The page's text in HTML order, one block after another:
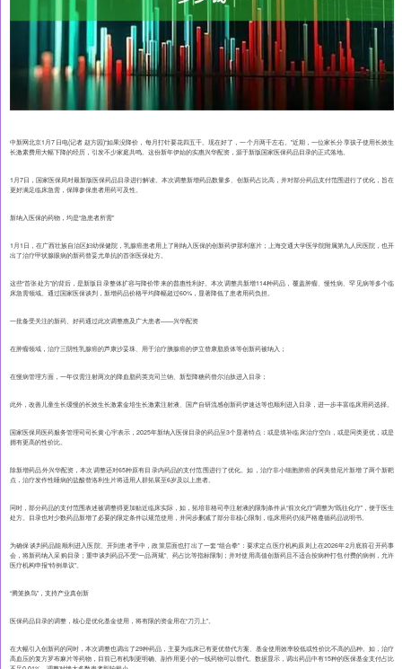
中新网北京1月7日电(记者 赵方园)“如果没降价，每月打针要花四五千。现在好了，一个月两千左右。”近期，一位家长分享孩子使用长效生
长激素费用大幅下降的经历，引发不少家庭共鸣。这份新年伊始的实惠兴华配资，源于新版国家医保药品目录的正式落地。
1月7日，国家医保局对最新版医保药品目录进行解读。本次调整新增药品数量多、创新药占比高，并对部分药品支付范围进行了优化，旨在
更好满足临床急需，保障参保患者用药可及性。
新纳入医保的药物，均是“急患者所需”
1月1日，在广西壮族自治区妇幼保健院，乳腺癌患者用上了刚纳入医保的创新药伊那利塞片；上海交通大学医学院附属第九人民医院，也开
出了治疗甲状腺眼病的新药替妥尤单抗的首张医保处方。
这些“首张处方”的背后，是新版目录整体扩容与降价带来的普惠性利好。本次调整共新增114种药品，覆盖肿瘤、慢性病、罕见病等多个临
床急需领域。通过国家医保谈判，新增药品价格平均降幅超过60%，显著降低了患者用药负担。
一批备受关注的新药、好药通过此次调整惠及广大患者——兴华配资
在肿瘤领域，治疗三阴性乳腺癌的芦康沙妥珠、用于治疗胰腺癌的伊立替康脂质体等创新药被纳入；
在慢病管理方面，一年仅需注射两次的降血脂药英克司兰钠、新型降糖药替尔泊肽进入目录；
此外，改善儿童生长缓慢的长效生长激素金培生长激素注射液、国产自研流感创新药伊速达等也顺利进入目录，进一步丰富临床用药选择。
国家医保局医药服务管理司司长黄心宇表示，2025年新纳入医保目录的药品呈3个显著特点：或是填补临床治疗空白，或是同类更优，或是
拥有更高的性价比。
除新增药品外兴华配资，本次调整还对65种原有目录内药品的支付范围进行了优化。如，治疗非小细胞肺癌的阿美替尼片新增了两个新靶
点，治疗发作性睡病的盐酸替洛利生片将适用人群拓展至6岁及以上患者。
同时，部分药品的支付范围表述被调整得更加贴近临床实际，如，拓培非格司亭注射液的限制条件从“前次化疗”调整为“既往化疗”，便于医生
处方。目录也对少数药品新增了必要的限定条件以规范使用，并同步删减了部分非核心限制，临床用药仍须严格遵循药品说明书。
为确保谈判药品能顺利进入医院、开到患者手中，政策层面也打出了一套“组合拳”：要求定点医疗机构原则上在2026年2月底前召开药事
会，将新药纳入采购目录；重申谈判药品不受“一品两规”、药占比等指标限制；并对使用高值创新药且不适合按病种打包付费的病例，允许
医疗机构申报“特例单议”。
“腾笼换鸟”，支持产业真创新
医保药品目录的调整，核心是优化基金使用，将有限的资金用在“刀刃上”。
在大幅引入创新药的同时，本次调整也调出了29种药品，主要为临床已有更优替代方案、基金使用效率较低或性价比不高的品种。如，治疗
高血压的复方罗布麻片等药物，目前已有机制更明确、副作用更小的一线药物可以替代。数据显示，调出药品中有15种的医保基金支付占比